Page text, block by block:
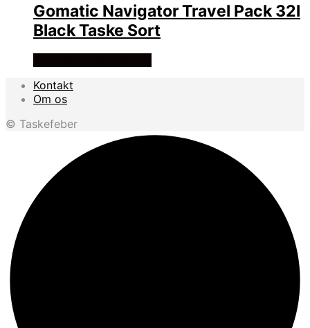
Gomatic Navigator Travel Pack 32l
Black Taske Sort
Kontakt
Om os
© Taskefeber